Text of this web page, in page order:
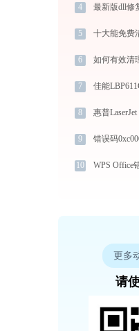
4
5 十大能免费
6 如何有效清
7 佳能
8
9 错误码
10
更多
请